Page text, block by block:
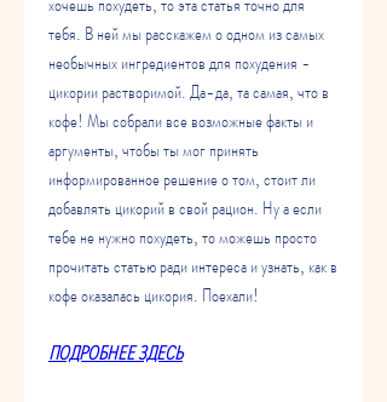
тебя. В ней мы расскажем о одном из самых
необычных ингредиентов для похудения -
цикории растворимой. Да-да, та самая, что в
кофе! Мы собрали все возможные факты и
аргументы, чтобы ты мог принять
информированное решение о том, стоит ли
добавлять цикорий в свой рацион. Ну а если
тебе не нужно похудеть, то можешь просто
прочитать статью ради интереса и узнать, как в
кофе оказалась цикория. Поехали!
ПОДРОБНЕЕ ЗДЕСЬ